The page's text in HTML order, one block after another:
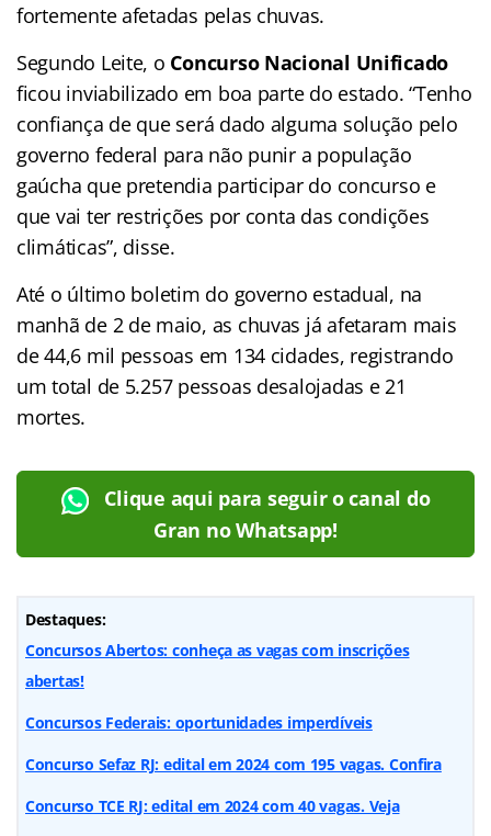
fortemente afetadas pelas chuvas.
Segundo Leite, o Concurso Nacional Unificado
ficou inviabilizado em boa parte do estado. “Tenho
confiança de que será dado alguma solução pelo
governo federal para não punir a população
gaúcha que pretendia participar do concurso e
que vai ter restrições por conta das condições
climáticas”, disse.
Até o último boletim do governo estadual, na
manhã de 2 de maio, as chuvas já afetaram mais
de 44,6 mil pessoas em 134 cidades, registrando
um total de 5.257 pessoas desalojadas e 21
mortes.
Clique aqui para seguir o canal do
Gran no Whatsapp!
Destaques:
Concursos Abertos: conheça as vagas com inscrições
abertas!
Concursos Federais: oportunidades imperdíveis
Concurso Sefaz RJ: edital em 2024 com 195 vagas. Confira
Concurso TCE RJ: edital em 2024 com 40 vagas. Veja